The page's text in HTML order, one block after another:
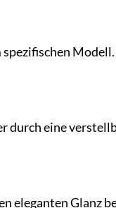
spezifischen
durch eine
eleganten Glanz